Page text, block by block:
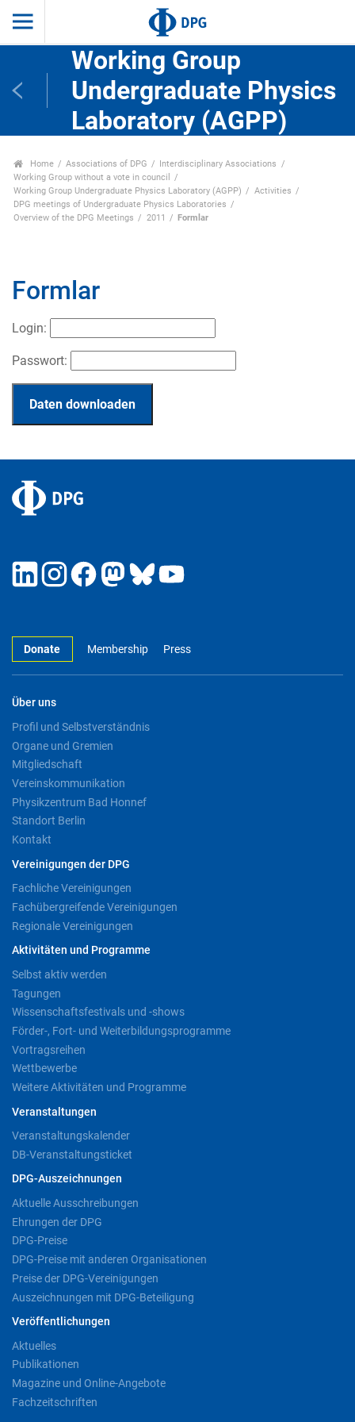
Working Group
Undergraduate Physics
Laboratory (AGPP)
Home Associations of DPG
Interdisciplinary Associations
Working Group without a vote in council
Working Group Undergraduate Physics Laboratory (AGPP)
Activities
DPG meetings of Undergraduate Physics Laboratories
Overview of the DPG Meetings
2011 Formlar
Formlar
Login:
Passwort:
Donate Membership Press
Über uns
Profil und Selbstverständnis
Organe und Gremien
Mitgliedschaft
Vereinskommunikation
Physikzentrum Bad Honnef
Standort Berlin
Kontakt
Vereinigungen der DPG
Fachliche Vereinigungen
Fachübergreifende Vereinigungen
Regionale Vereinigungen
Aktivitäten und Programme
Selbst aktiv werden
Tagungen
Wissenschaftsfestivals und -shows
Förder-, Fort- und Weiterbildungsprogramme
Vortragsreihen
Wettbewerbe
Weitere Aktivitäten und Programme
Veranstaltungen
Veranstaltungskalender
DB-Veranstaltungsticket
DPG-Auszeichnungen
Aktuelle Ausschreibungen
Ehrungen der DPG
DPG-Preise
DPG-Preise mit anderen Organisationen
Preise der DPG-Vereinigungen
Auszeichnungen mit DPG-Beteiligung
Veröffentlichungen
Aktuelles
Publikationen
Magazine und Online-Angebote
Fachzeitschriften